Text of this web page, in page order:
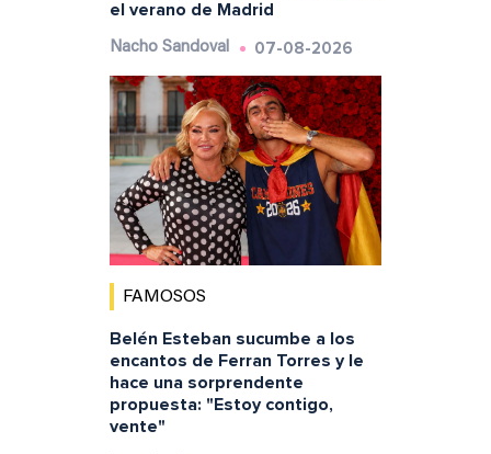
el verano de Madrid
Nacho Sandoval 07-08-2026
FAMOSOS
Belén Esteban sucumbe a los
encantos de Ferran Torres y le
hace una sorprendente
propuesta: "Estoy contigo,
vente"